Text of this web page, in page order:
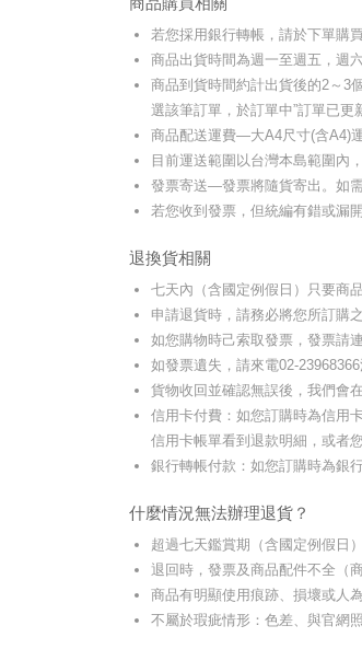
若您採用銀行轉帳，請於下單購
商品出貨時間為週一至週五，週
商品到貨時間約計出貨後的2～3
選該筆訂單，於訂單中”訂單已更
商品配送運費—大A4尺寸(含A4)
目前運送範圍以台灣本島範圍內
發票寄送—發票將隨貨寄出。如
若您收到發票，但統編有錯或漏
退換貨相關
七天內（含國定例假日）只要商
申請退貨時，請務必將您所訂購
如您購物時己索取發票，發票請
如發票遺失，請來電02-
貨物收回並確認無誤後，我們會
信用卡付費：如您訂購時為信用
信用卡帳單看到退款明細，或者
銀行轉帳付款：如您訂購時為銀
什麼情況無法辦理退貨？
超過七天鑑賞期（含國定例假日）
退回時，發票及商品配件不全（
商品有明顯使用痕跡、損壞或人
不屬於瑕疵情形：色差、與官網